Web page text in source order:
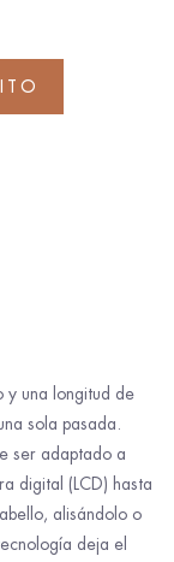
y una longitud de
sola pasada.
ser adaptado a
digital (LCD) hasta
alisándolo o
deja el